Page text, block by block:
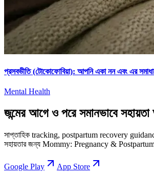
প্রসবভীতি (টোকোফোবিয়া): আপনি একা নন এবং এর
Mental Health
জন্মের আগে ও পরে সমানভাবে
সাপ্তাহিক tracking, postpartum recovery guidance
সহায়তার জন্য Mommy: Pregnancy &
Google Play
App Store